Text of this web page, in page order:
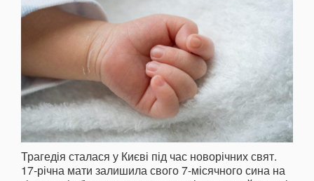
Трагедія сталася у Києві під час новорічних свят.
17-річна мати залишила свого 7-місячного сина на